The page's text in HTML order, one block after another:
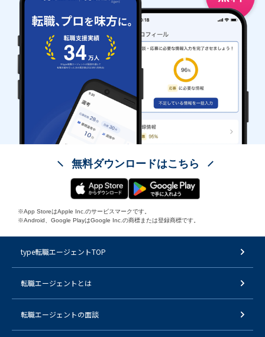
無料ダウンロードはこちら
※App StoreはApple Inc.のサービスマークです。
※Android、Google PlayはGoogle Inc.の商標または登録商標です。
type転職エージェントTOP
転職エージェントとは
転職エージェントの面談